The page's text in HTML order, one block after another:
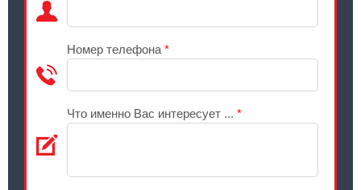
Номер телефона *
Что именно Вас интересует ... *